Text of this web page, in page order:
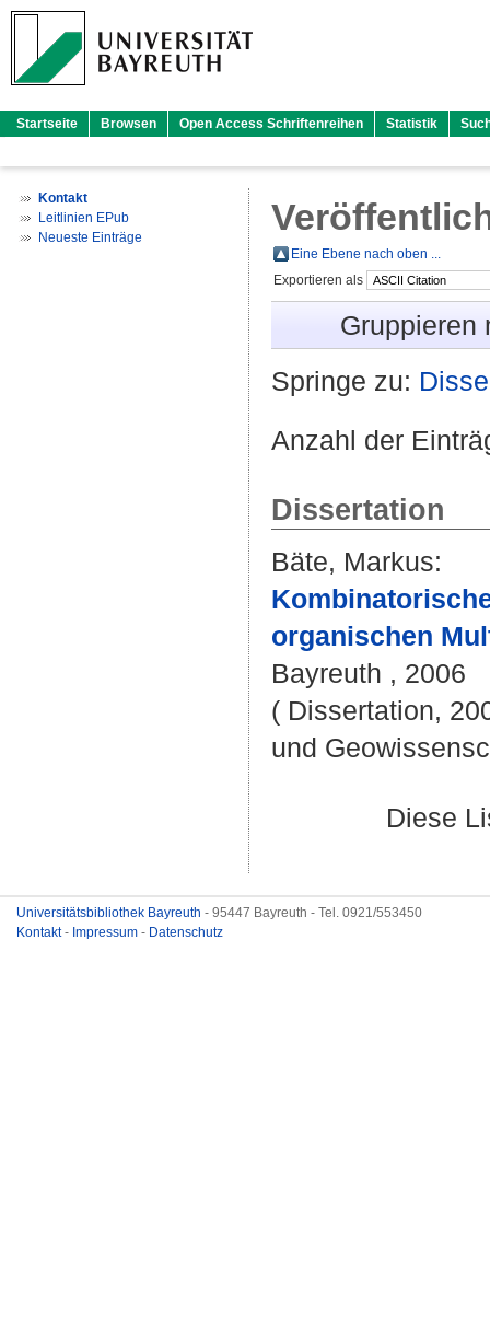
Startseite Browsen Open Access Schriftenreihen Statistik
Kontakt
Leitlinien EPub
Neueste Einträge
Eine Ebene nach oben ...
Exportieren als
Gruppieren
Springe zu:
Anzahl der
Dissertation
Bäte, Markus:
organischen
Bayreuth , 2006
( Dissertation,
und
Diese
Universitätsbibliothek Bayreuth - 95447 Bayreuth - Tel. 0921/553450
Kontakt- Impressum - Datenschutz